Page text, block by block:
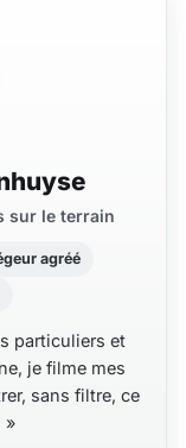
sur le terrain
agréé
particuliers et
je filme mes
sans filtre, ce
»